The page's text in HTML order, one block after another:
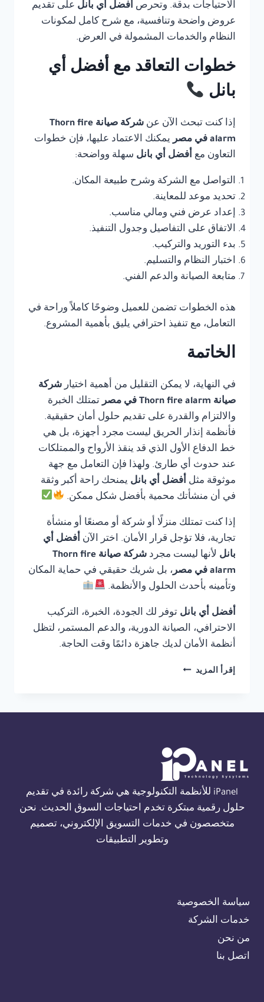
الاحتياجات بدقة. وتحرص أفضل أي بانل على تقديم
عروض واضحة وتنافسية، مع شرح كامل لمكونات
النظام والخدمات المشمولة في العرض.
خطوات التعاقد مع أفضل أي
بانل
إذا كنت تبحث الآن عن
شركة صيانة Thorn fire
alarm في مصر
يمكنك الاعتماد عليها، فإن خطوات
التعاون مع أفضل أي بانل سهلة وواضحة:
التواصل مع الشركة وشرح طبيعة المكان.
تحديد موعد للمعاينة.
إعداد عرض فني ومالي مناسب.
الاتفاق على التفاصيل وجدول التنفيذ.
بدء التوريد والتركيب.
اختبار النظام والتسليم.
متابعة الصيانة والدعم الفني.
هذه الخطوات تضمن للعميل وضوحًا كاملاً وراحة في
التعامل، مع تنفيذ احترافي يليق بأهمية المشروع.
الخاتمة
في النهاية، لا يمكن التقليل من أهمية اختيار شركة
صيانة Thorn fire alarm في مصر
تمتلك الخبرة
والالتزام والقدرة على تقديم حلول أمان حقيقية.
فأنظمة إنذار الحريق ليست مجرد أجهزة، بل هي
خط الدفاع الأول الذي قد ينقذ الأرواح والممتلكات
عند حدوث أي طارئ. ولهذا فإن التعامل مع جهة
موثوقة مثل أفضل أي بانل يمنحك راحة أكبر وثقة
في أن منشأتك محمية بأفضل شكل ممكن.
إذا كنت تمتلك منزلًا أو شركة أو مصنعًا أو منشأة
تجارية، فلا تؤجل قرار الأمان. اختر الآن أفضل أي
بانل لأنها ليست مجرد
شركة صيانة Thorn fire
alarm في مصر
، بل شريك حقيقي في حماية المكان
وتأمينه بأحدث الحلول والأنظمة.
أفضل أي بانل توفر لك الجودة، الخبرة، التركيب
الاحترافي، الصيانة الدورية، والدعم المستمر، لتظل
أنظمة الأمان لديك جاهزة دائمًا وقت الحاجة.
إقرأ المزيد شركة
01554305486
iPanel للأنظمة التكنولوجية هي شركة رائدة في تقديم
حلول رقمية مبتكرة تخدم احتياجات السوق الحديث. نحن
متخصصون في خدمات التسويق الإلكتروني، تصميم
وتطوير التطبيقات
سياسة الخصوصية
خدمات الشركة
من نحن
اتصل بنا